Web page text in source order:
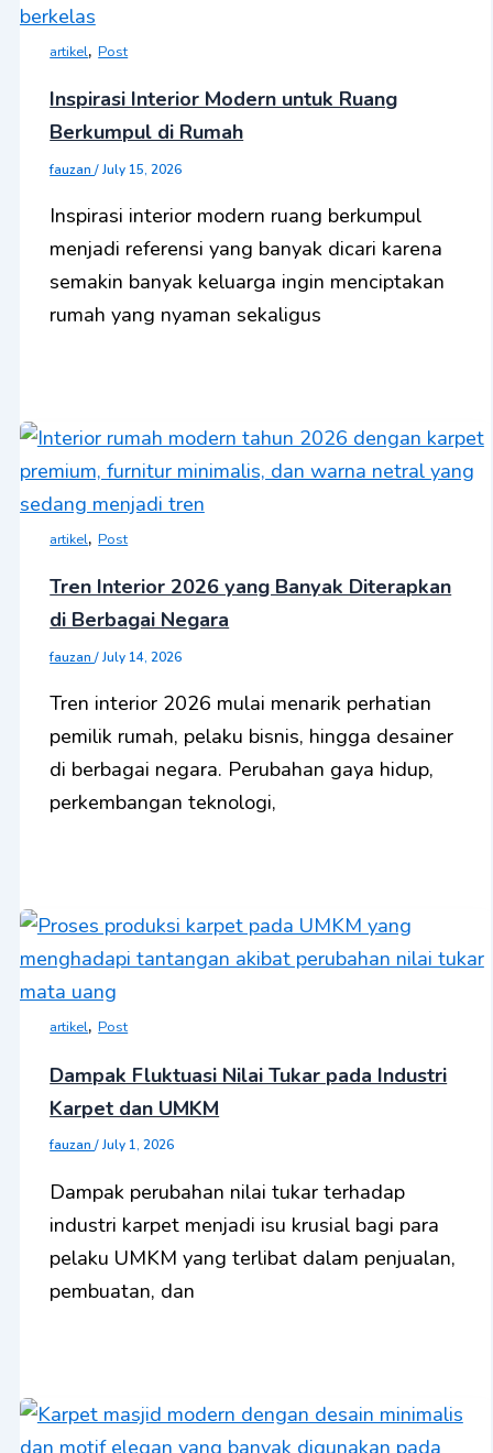
artikel,Post
Inspirasi Interior Modern untuk Ruang
Berkumpul di Rumah
fauzan/July 15, 2026
Inspirasi interior modern ruang berkumpul
menjadi referensi yang banyak dicari karena
semakin banyak keluarga ingin menciptakan
rumah yang nyaman sekaligus
artikel,Post
Tren Interior 2026 yang Banyak Diterapkan
di Berbagai Negara
fauzan/July 14, 2026
Tren interior 2026 mulai menarik perhatian
pemilik rumah, pelaku bisnis, hingga desainer
di berbagai negara. Perubahan gaya hidup,
perkembangan teknologi,
artikel,Post
Dampak Fluktuasi Nilai Tukar pada Industri
Karpet dan UMKM
fauzan/July 1, 2026
Dampak perubahan nilai tukar terhadap
industri karpet menjadi isu krusial bagi para
pelaku UMKM yang terlibat dalam penjualan,
pembuatan, dan